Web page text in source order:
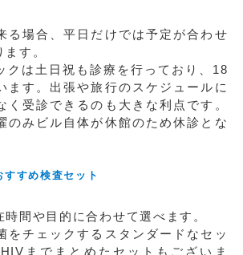
る場合、平日だけでは予定が合わせ
す。
クは土日祝も診療を行っており、18
ます。出張や旅行のスケジュールに
く受診できるのも大きな利点です。
のみビル自体が休館のため休診とな
すめ検査セット
間や目的に合わせて選べます。
をチェックするスタンダードなセッ
までまとめたセットもございま